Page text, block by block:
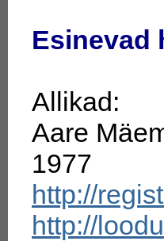
Esinevad
Allikad:
Aare
1977
http://
http://